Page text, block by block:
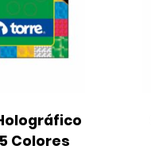
Colores